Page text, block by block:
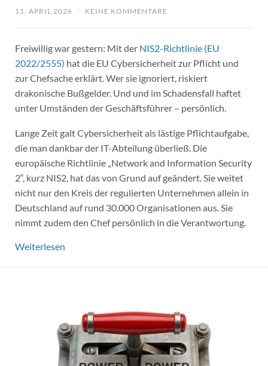
11. APRIL 2026 / KEINE KOMMENTARE
Freiwillig war gestern: Mit der NIS2-Richtlinie (EU
2022/2555) hat die EU Cybersicherheit zur Pflicht und
zur Chefsache erklärt. Wer sie ignoriert, riskiert
drakonische Bußgelder. Und und im Schadensfall haftet
unter Umständen der Geschäftsführer – persönlich.
Lange Zeit galt Cybersicherheit als lästige Pflichtaufgabe,
die man dankbar der IT-Abteilung überließ. Die
europäische Richtlinie „Network and Information Security
2“, kurz NIS2, hat das von Grund auf geändert. Sie weitet
nicht nur den Kreis der regulierten Unternehmen allein in
Deutschland auf rund 30.000 Organisationen aus. Sie
nimmt zudem den Chef persönlich in die Verantwortung.
Weiterlesen